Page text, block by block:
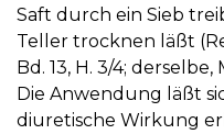
Saft durch ein Sieb
Teller trocknen läßt
Bd. 13, H. 3/4; derselbe,
Die Anwendung läßt
diuretische Wirkung